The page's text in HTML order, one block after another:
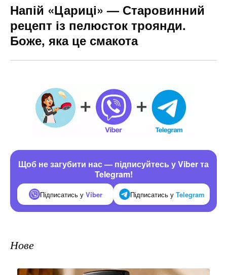
Напій «Цариці» — Старовинний
рецепт із пелюсток троянди.
Боже, яка це смакота
Щоб не загубити нас — підписуйтесь у Viber та
Telegram!
Підписатись у Viber Підписатись у Telegram
Нове